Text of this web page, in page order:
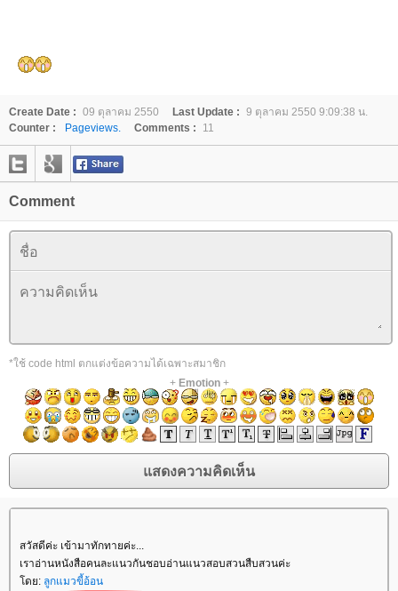
Create Date : 09 ตุลาคม 2550 Last Update : 9 ตุลาคม 2550 9:09:38 น.
Counter :
Pageviews. Comments : 11
Comment
*ใช้ code html ตกแต่งข้อความได้เฉพาะสมาชิก
+ Emotion+
สวัสดีค่ะ เข้ามาทักทายค่ะ...
เราอ่านหนังสือคนละแนวกันชอบอ่านแนวสอบสวนสืบสวนค่ะ
โดย: ลูกแมวขี้อ้อน